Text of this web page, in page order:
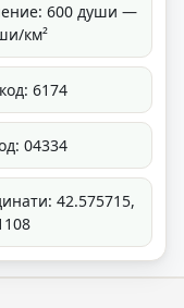
600 души —
км²
6174
04334
42.575715,